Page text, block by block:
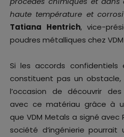
haute température et
Tatiana Hentrich, vice-
poudres métalliques chez
Si les accords confidentiels
constituent pas un
l’occasion de découvrir
avec ce matériau grâce à
que VDM Metals a signé avec
société d’ingénierie pourrait